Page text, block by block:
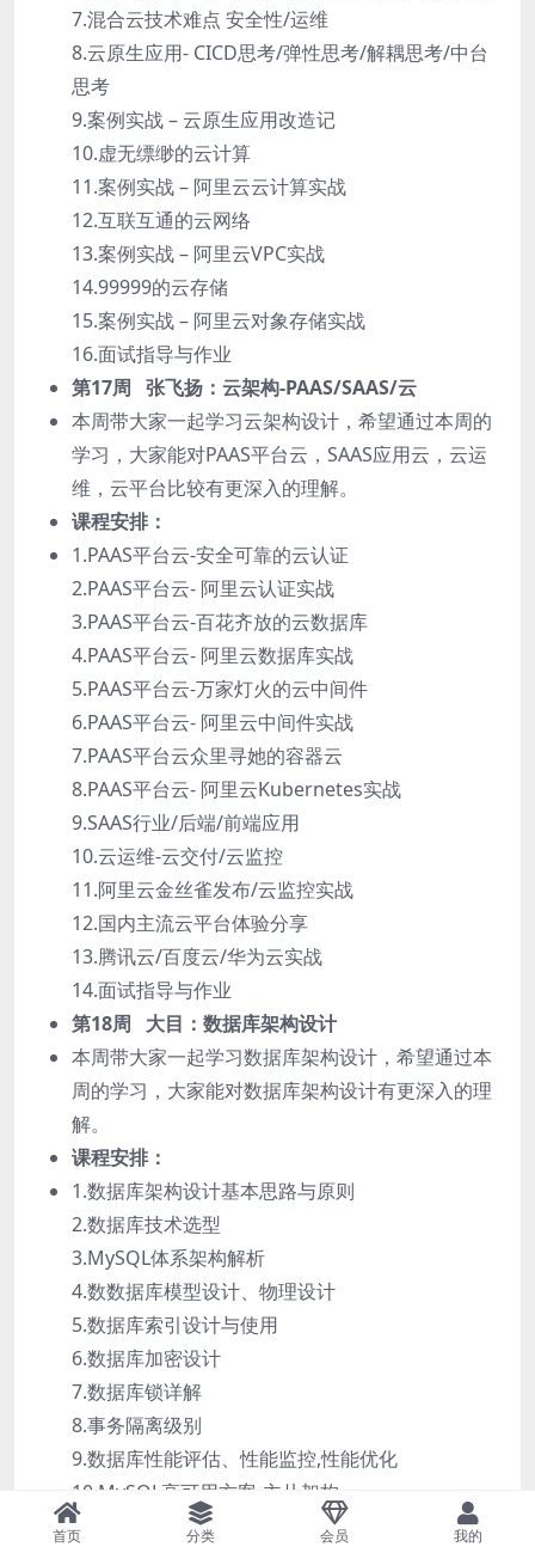
7.混合云技术难点 安全性/运维
8.云原生应用- CICD思考/弹性思考/解耦思考/中台
思考
9.案例实战 – 云原生应用改造记
10.虚无缥缈的云计算
11.案例实战 – 阿里云云计算实战
12.互联互通的云网络
13.案例实战 – 阿里云VPC实战
14.99999的云存储
15.案例实战 – 阿里云对象存储实战
16.面试指导与作业
第17周 张飞扬：云架构-PAAS/SAAS/云
本周带大家一起学习云架构设计，希望通过本周的
学习，大家能对PAAS平台云，SAAS应用云，云运
维，云平台比较有更深入的理解。
课程安排：
1.PAAS平台云-安全可靠的云认证
2.PAAS平台云- 阿里云认证实战
3.PAAS平台云-百花齐放的云数据库
4.PAAS平台云- 阿里云数据库实战
5.PAAS平台云-万家灯火的云中间件
6.PAAS平台云- 阿里云中间件实战
7.PAAS平台云众里寻她的容器云
8.PAAS平台云- 阿里云Kubernetes实战
9.SAAS行业/后端/前端应用
10.云运维-云交付/云监控
11.阿里云金丝雀发布/云监控实战
12.国内主流云平台体验分享
13.腾讯云/百度云/华为云实战
14.面试指导与作业
第18周 大目：数据库架构设计
本周带大家一起学习数据库架构设计，希望通过本
周的学习，大家能对数据库架构设计有更深入的理
解。
课程安排：
1.数据库架构设计基本思路与原则
2.数据库技术选型
3.MySQL体系架构解析
4.数数据库模型设计、物理设计
5.数据库索引设计与使用
6.数据库加密设计
7.数据库锁详解
8.事务隔离级别
9.数据库性能评估、性能监控,性能优化
10.MySQL高可用方案-主从架构
11.MySQL高可用方案-PXC
首页 分类 会员 我的